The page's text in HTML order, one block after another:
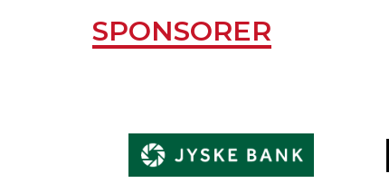
SPONSORER